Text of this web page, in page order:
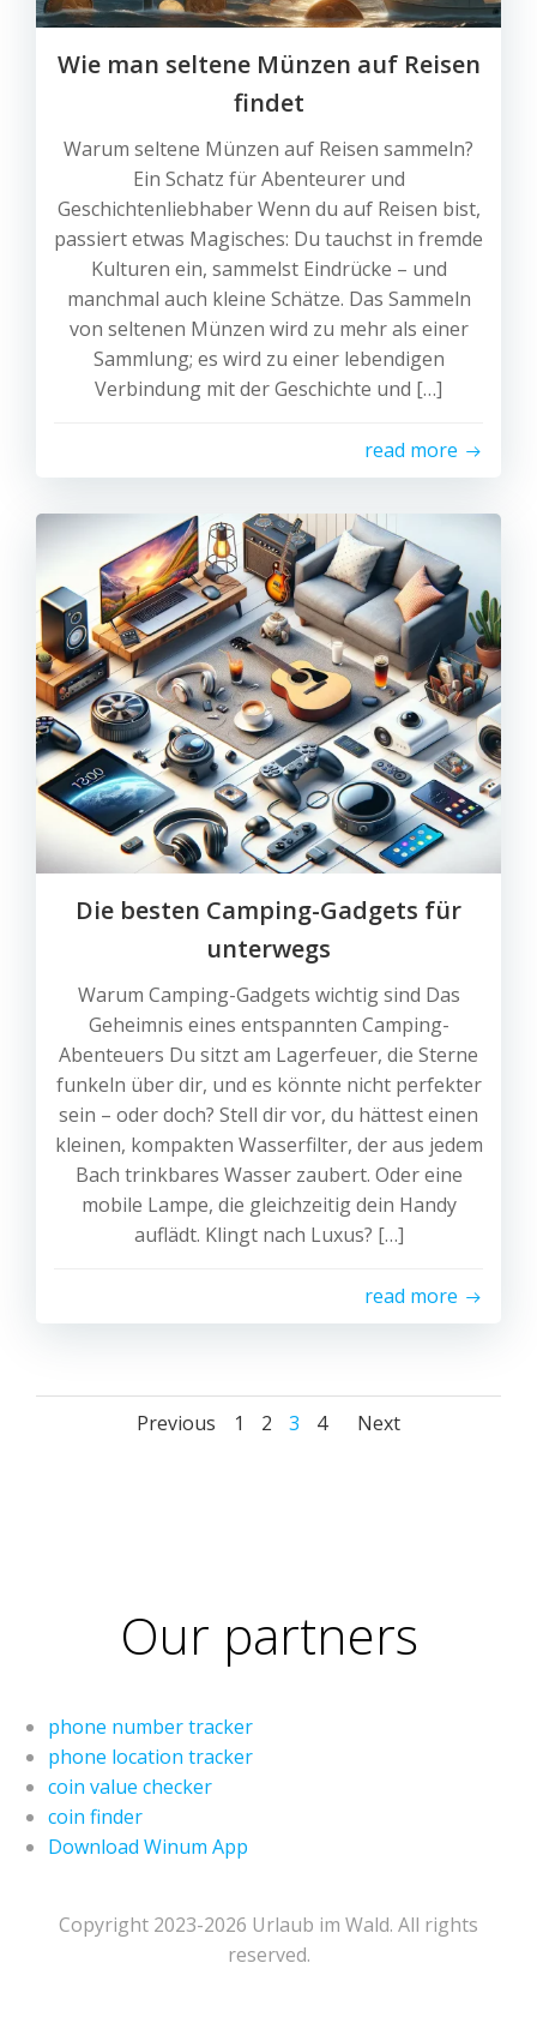
Wie man seltene Münzen auf Reisen
findet
Warum seltene Münzen auf Reisen sammeln?
Ein Schatz für Abenteurer und
Geschichtenliebhaber Wenn du auf Reisen bist,
passiert etwas Magisches: Du tauchst in fremde
Kulturen ein, sammelst Eindrücke – und
manchmal auch kleine Schätze. Das Sammeln
von seltenen Münzen wird zu mehr als einer
Sammlung; es wird zu einer lebendigen
Verbindung mit der Geschichte und […]
read more
Die besten Camping-Gadgets für
unterwegs
Warum Camping-Gadgets wichtig sind Das
Geheimnis eines entspannten Camping-
Abenteuers Du sitzt am Lagerfeuer, die Sterne
funkeln über dir, und es könnte nicht perfekter
sein – oder doch? Stell dir vor, du hättest einen
kleinen, kompakten Wasserfilter, der aus jedem
Bach trinkbares Wasser zaubert. Oder eine
mobile Lampe, die gleichzeitig dein Handy
auflädt. Klingt nach Luxus? […]
read more
Posts
Previous
Posts
Page
1 Page
2 Page
3 Page
4
Posts
Next
Our partners
phone number tracker
phone location tracker
coin value checker
coin finder
Download Winum App
Copyright 2023-2026 Urlaub im Wald. All rights
reserved.